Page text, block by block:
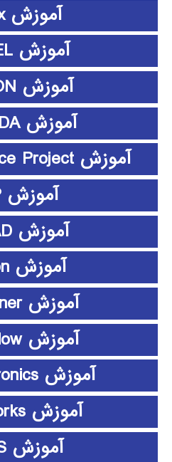
آموزش Latex
آموزش LISREL
آموزش LUMION
آموزش MAXQDA
آموزش Microsoft Office Project
آموزش PHP
آموزش PSCAD
آموزش python
آموزش rapidminer
آموزش ShowFlow
آموزش SimElectronics
آموزش SolidWorks
آموزش SPSS